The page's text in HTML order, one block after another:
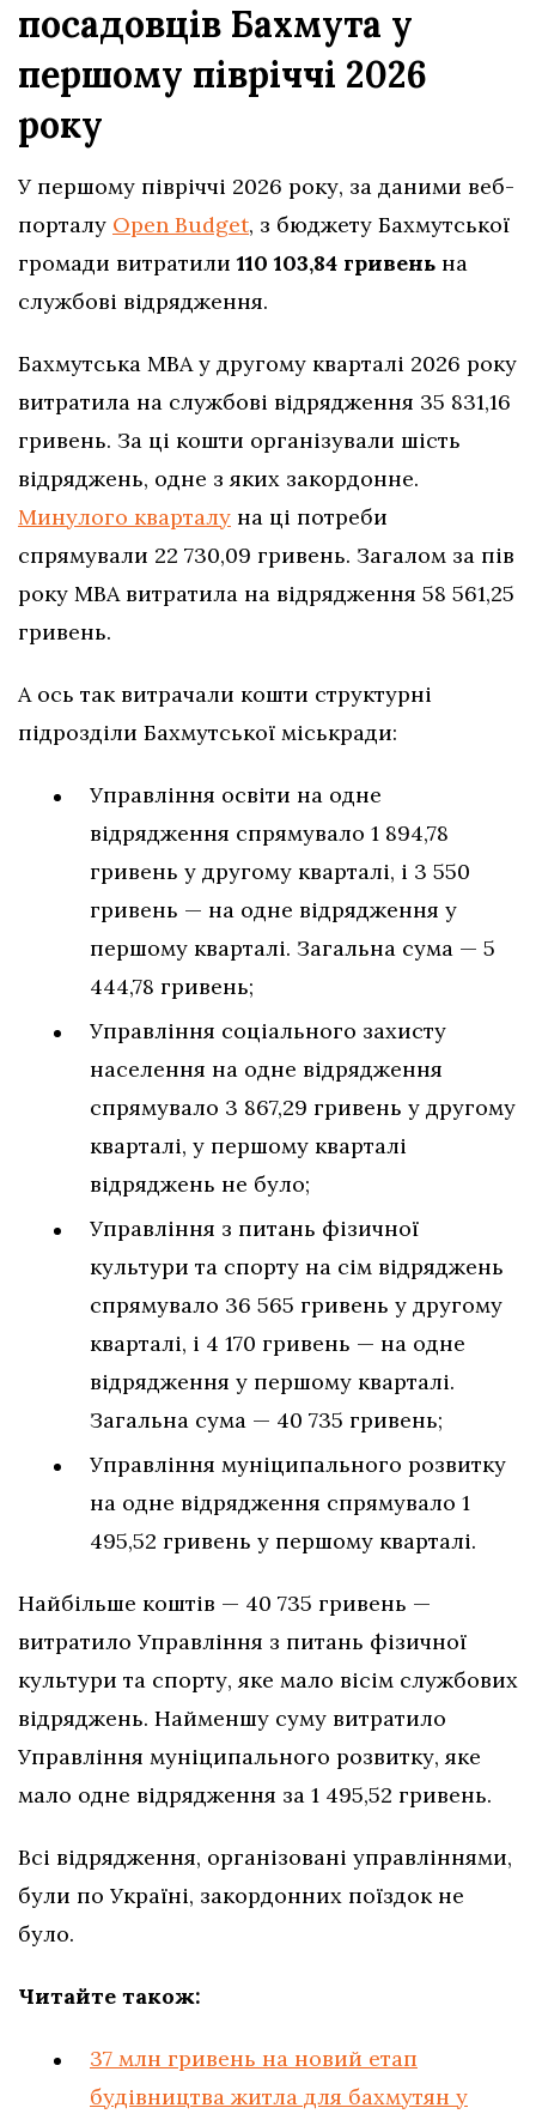
посадовців Бахмута у
першому півріччі 2026
року
У першому півріччі 2026 року, за даними веб-
порталу Open Budget, з бюджету Бахмутської
громади витратили 110 103,84 гривень на
службові відрядження.
Бахмутська МВА у другому кварталі 2026 року
витратила на службові відрядження 35 831,16
гривень. За ці кошти організували шість
відряджень, одне з яких закордонне.
Минулого кварталу на ці потреби
спрямували 22 730,09 гривень. Загалом за пів
року МВА витратила на відрядження 58 561,25
гривень.
А ось так витрачали кошти структурні
підрозділи Бахмутської міськради:
Управління освіти на одне
відрядження спрямувало 1 894,78
гривень у другому кварталі, і 3 550
гривень — на одне відрядження у
першому кварталі. Загальна сума — 5
444,78 гривень;
Управління соціального захисту
населення на одне відрядження
спрямувало 3 867,29 гривень у другому
кварталі, у першому кварталі
відряджень не було;
Управління з питань фізичної
культури та спорту на сім відряджень
спрямувало 36 565 гривень у другому
кварталі, і 4 170 гривень — на одне
відрядження у першому кварталі.
Загальна сума — 40 735 гривень;
Управління муніципального розвитку
на одне відрядження спрямувало 1
495,52 гривень у першому кварталі.
Найбільше коштів — 40 735 гривень —
витратило Управління з питань фізичної
культури та спорту, яке мало вісім службових
відряджень. Найменшу суму витратило
Управління муніципального розвитку, яке
мало одне відрядження за 1 495,52 гривень.
Всі відрядження, організовані управліннями,
були по Україні, закордонних поїздок не
було.
Читайте також:
37 млн гривень на новий етап
будівництва житла для бахмутян у